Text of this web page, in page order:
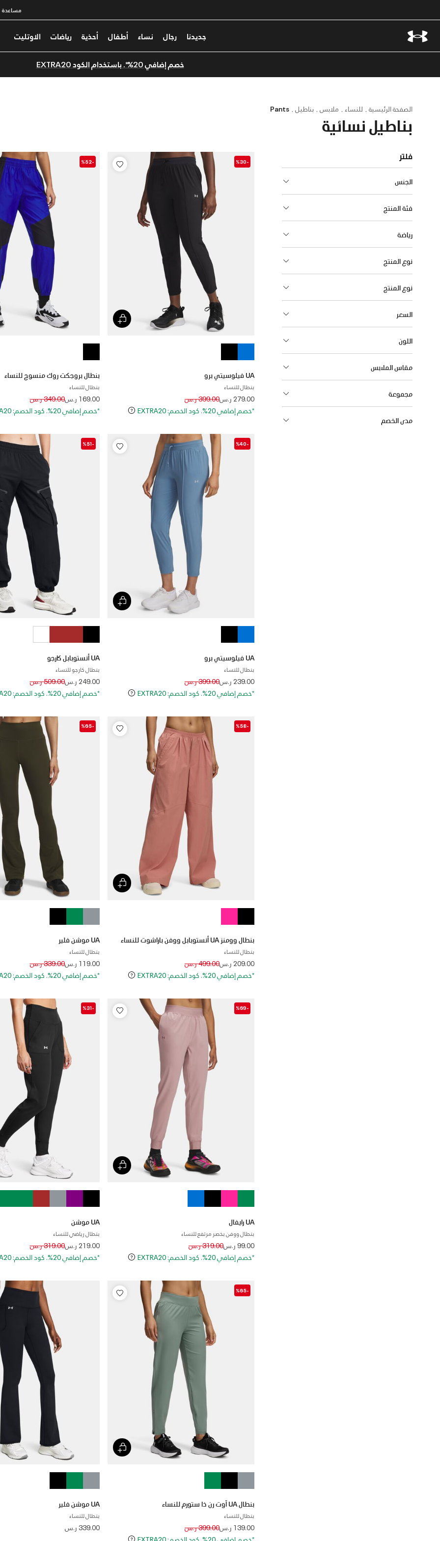
مساعدة
جديدنا رجال نساء أطفال أحذية رياضات الاوتليت
خصم إضافي 20%*. باستخدام الكود EXTRA20
الصفحة الرئيسية للنساء ملابس بناطيل Pants
بناطيل نسائية
فلتر
الجنس
فئة المنتج
رياضة
نوع المنتج
نوع المنتج
السعر
اللون
مقاس الملابس
مجموعة
مدى الخصم
-%30
UA فيلوسيتي برو
بنطال للنساء
279.00 ر.سPrice reduced from
399.00 ر.سto
*خصم إضافي 20%. كود الخصم: EXTRA20
-%52
بنطال بروجكت روك منسوج للنساء
بنطال للنساء
169.00 ر.سPrice reduced from
349.00 ر.سto
*خصم إضافي 20%. كود الخصم: EXTRA20
-%40
UA فيلوسيتي برو
بنطال للنساء
239.00 ر.سPrice reduced from
399.00 ر.سto
*خصم إضافي 20%. كود الخصم: EXTRA20
-%51
UA أنستوبابل كارجو
بنطال كارجو للنساء
249.00 ر.سPrice reduced from
509.00 ر.سto
*خصم إضافي 20%. كود الخصم: EXTRA20
-%58
بنطال وومنز UA أنستوبابل ووفن باراشوت للنساء
بنطال للنساء
209.00 ر.سPrice reduced from
499.00 ر.سto
*خصم إضافي 20%. كود الخصم: EXTRA20
-%65
UA موشن فلير
بنطال للنساء
119.00 ر.سPrice reduced from
339.00 ر.سto
*خصم إضافي 20%. كود الخصم: EXTRA20
-%69
UA رايفال
بنطال ووفن بخصر مرتفع للنساء
99.00 ر.سPrice reduced from
319.00 ر.سto
*خصم إضافي 20%. كود الخصم: EXTRA20
-%31
UA موشن
بنطال رياضي للنساء
219.00 ر.سPrice reduced from
319.00 ر.سto
*خصم إضافي 20%. كود الخصم: EXTRA20
-%65
بنطال UA آوت رن ذا ستورم للنساء
بنطال للنساء
139.00 ر.سPrice reduced from
399.00 ر.سto
*خصم إضافي 20%. كود الخصم: EXTRA20
UA موشن فلير
بنطال للنساء
339.00 ر.س